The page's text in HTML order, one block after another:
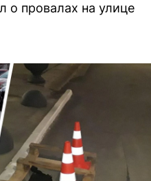
о провалах на улице